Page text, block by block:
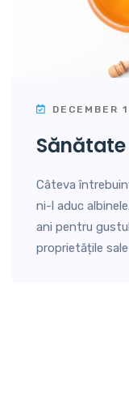
DECEMBER
Câteva
ni-l aduc
ani pentru
proprietățile